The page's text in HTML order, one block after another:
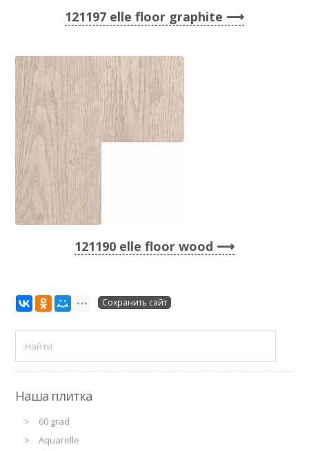
121197 elle floor graphite
121190 elle floor wood
Сохранить сайт
Наша плитка
60 grad
Aquarelle